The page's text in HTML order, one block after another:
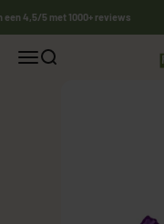
een 4,5/5 met 1000+ reviews
Navigatiemenu openen
Zoeken openen